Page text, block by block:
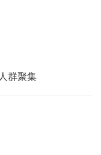
群聚集